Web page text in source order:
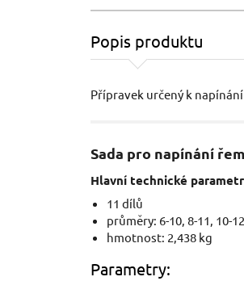
Popis produktu
Přípravek určený k
Sada pro napínání
Hlavní technické
11 dílů
průměry: 6-10, 8-11, 10-
hmotnost: 2,438 kg
Parametry: